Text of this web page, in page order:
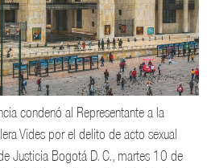
condenó al Representante a la
Vides por el delito de acto sexual
Justicia Bogotá D. C., martes 10 de